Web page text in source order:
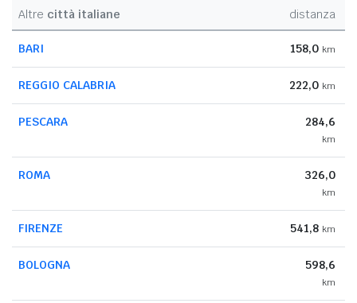
Altre città italiane distanza
BARI 158,0 km
REGGIO CALABRIA 222,0 km
PESCARA 284,6
km
ROMA 326,0
km
FIRENZE 541,8 km
BOLOGNA 598,6
km